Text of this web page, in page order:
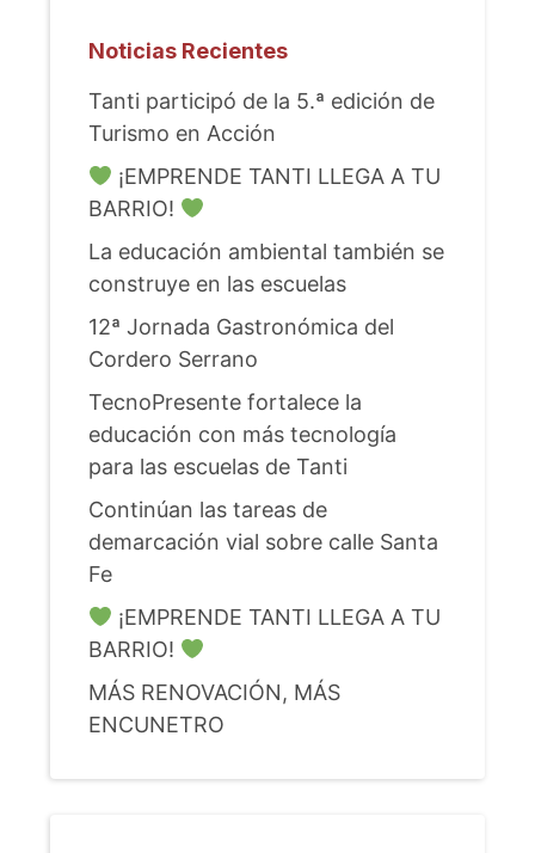
Noticias Recientes
Tanti participó de la 5.ª edición de
Turismo en Acción
¡EMPRENDE TANTI LLEGA A TU
BARRIO!
La educación ambiental también se
construye en las escuelas
12ª Jornada Gastronómica del
Cordero Serrano
TecnoPresente fortalece la
educación con más tecnología
para las escuelas de Tanti
Continúan las tareas de
demarcación vial sobre calle Santa
Fe
¡EMPRENDE TANTI LLEGA A TU
BARRIO!
MÁS RENOVACIÓN, MÁS
ENCUNETRO